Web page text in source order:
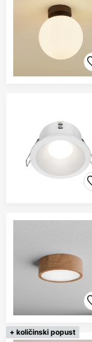
+ količinski popust